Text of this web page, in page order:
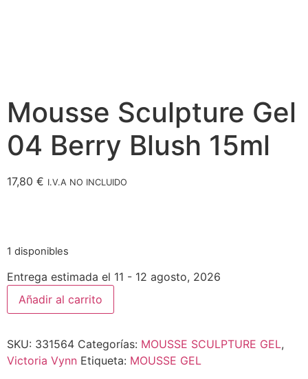
Mousse Sculpture Gel
04 Berry Blush 15ml
17,80 € I.V.A NO INCLUIDO
1 disponibles
Entrega estimada el 11 - 12 agosto, 2026
Añadir al carrito
SKU: 331564 Categorías: MOUSSE SCULPTURE GEL,
Victoria Vynn Etiqueta: MOUSSE GEL